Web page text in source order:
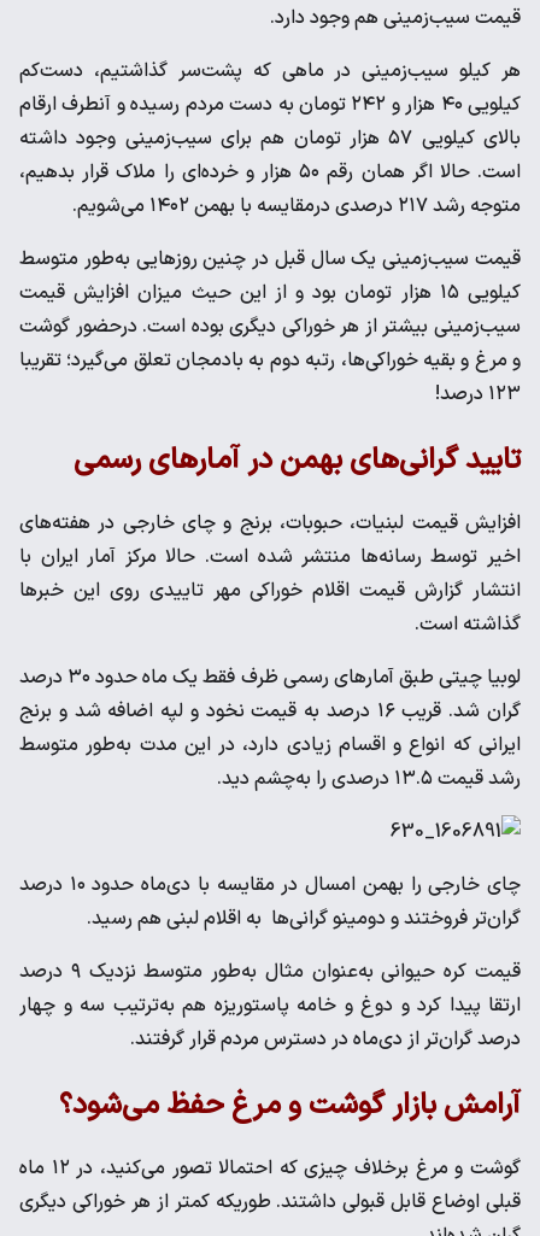
قیمت سیب‌زمینی هم وجود دارد.
هر کیلو سیب‌زمینی در ماهی که پشت‌سر گذاشتیم، دست‌کم
کیلویی ۴۰ هزار و ۲۴۲ تومان به دست مردم رسیده و آنطرف ارقام
بالای کیلویی ۵۷ هزار تومان هم برای سیب‌زمینی وجود داشته
است. حالا اگر همان رقم ۵۰ هزار و خرده‌ای را ملاک قرار بدهیم،
متوجه رشد ۲۱۷ درصدی درمقایسه با بهمن ۱۴۰۲ می‌شویم.
قیمت سیب‌زمینی یک سال قبل در چنین روز‌هایی به‌طور متوسط
کیلویی ۱۵ هزار تومان بود و از این حیث میزان افزایش قیمت
سیب‌زمینی بیشتر از هر خوراکی دیگری بوده است. درحضور گوشت
و مرغ و بقیه خوراکی‌ها، رتبه دوم به بادمجان تعلق می‌گیرد؛ تقریبا
۱۲۳ درصد!
تایید گرانی‌های بهمن در آمار‌های رسمی
افزایش قیمت لبنیات، حبوبات، برنج و چای خارجی در هفته‌های
اخیر توسط رسانه‌ها منتشر شده است. حالا مرکز آمار ایران با
انتشار گزارش قیمت اقلام خوراکی مهر تاییدی روی این خبر‌ها
گذاشته است.
لوبیا چیتی طبق آمار‌های رسمی ظرف فقط یک ماه حدود ۳۰ درصد
گران شد. قریب ۱۶ درصد به قیمت نخود و لپه اضافه شد و برنج
ایرانی که انواع و اقسام زیادی دارد، در این مدت به‌طور متوسط
رشد قیمت ۱۳.۵ درصدی را به‌چشم دید.
چای خارجی را بهمن امسال در مقایسه با دی‌ماه حدود ۱۰ درصد
گران‌تر فروختند و دومینو گرانی‌ها به اقلام لبنی هم رسید.
قیمت کره حیوانی به‌عنوان مثال به‌طور متوسط نزدیک ۹ درصد
ارتقا پیدا کرد و دوغ و خامه پاستوریزه هم به‌ترتیب سه و چهار
درصد گران‌تر از دی‌ماه در دسترس مردم قرار گرفتند.
آرامش بازار گوشت و مرغ حفظ می‌شود؟
گوشت و مرغ برخلاف چیزی که احتمالا تصور می‌کنید، در ۱۲ ماه
قبلی اوضاع قابل قبولی داشتند. طوریکه کمتر از هر خوراکی دیگری